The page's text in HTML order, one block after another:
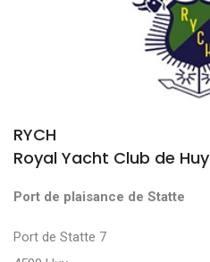
RYCH
Royal Yacht Club de Huy
Port de plaisance de Statte
Port de Statte 7